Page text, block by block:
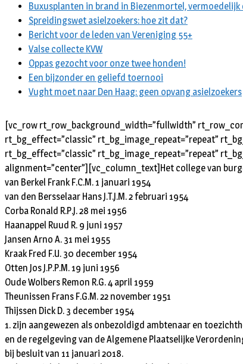
Buxusplanten in brand in Biezenmortel, vermoedelijk
Spreidingswet asielzoekers: hoe zit dat?
Bericht voor de leden van Vereniging 55+
Valse collecte KVW
Oppas gezocht voor onze twee honden!
Een bijzonder en geliefd toernooi
Vught moet naar Den Haag: geen opvang asielzoekers
[vc_row rt_row_background_width=”fullwidth”
rt_bg_effect=”classic” rt_bg_image_repeat=”repeat”
rt_bg_effect=”classic” rt_bg_image_repeat=”repeat”
alignment=”center”][vc_column_text]Het college van
van Berkel Frank F.C.M. 1 januari 1954
van den Bersselaar Hans J.T.J.M. 2 februari 1954
Corba Ronald R.P.J. 28 mei 1956
Haanappel Ruud R. 9 juni 1957
Jansen Arno A. 31 mei 1955
Kraak Fred F.U. 30 december 1954
Otten Jos J.P.P.M. 19 juni 1956
Oude Wolbers Remon R.G. 4 april 1959
Theunissen Frans F.G.M. 22 november 1951
Thijssen Dick D. 3 december 1954
1. zijn aangewezen als onbezoldigd ambtenaar en
en de regelgeving van de Algemene Plaatselijke
bij besluit van 11 januari 2018.